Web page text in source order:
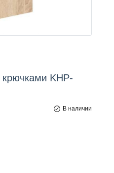
крючками KHP-
В наличии